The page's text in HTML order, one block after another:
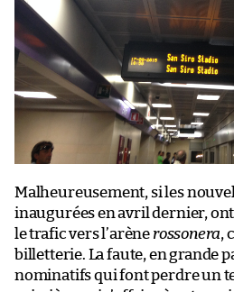
Malheureusement, si les
inaugurées en avril dernier,
le trafic vers l’arène rossonera,
billetterie. La faute, en grande
nominatifs qui font perdre un